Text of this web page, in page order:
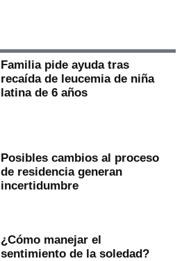
Familia pide ayuda tras
recaída de leucemia de niña
latina de 6 años
Posibles cambios al proceso
de residencia generan
incertidumbre
¿Cómo manejar el
sentimiento de la soledad?